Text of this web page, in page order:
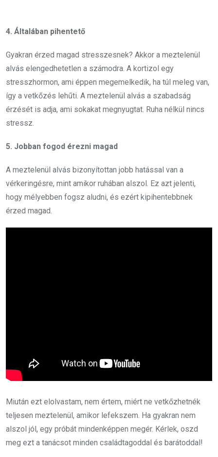
4. Általában pihentető
Gyakran érzed magad stresszesnek? Akkor a meztelenül
alvás elengedhetetlen a számodra. A kortizol egy
stresszhormon, ami éppen megemelkedik, ha túl meleg van,
így a vetkőzés lehűti. A meztelenül alvás a szabadság
érzését is adja, ami sokakat megnyugtat. Ruha nélkül nincs
stressz.
5. Jobban fogod érezni magad
A meztelenül alvás bizonyítottan jobb hatással van a
vérkeringésre, mint amikor ruhában alszol. Ez azt jelenti,
hogy mélyebben fogsz aludni, és ezért kipihentebbnek
érzed magad.
Miután ezt elolvastam, nem értem, miért ne vetkőzhetnék
teljesen meztelenül, amikor lefekszem. Ha gyakran nem
alszol jól, egy próbát mindenképpen megér. Kérlek, oszd
meg ezt a tanácsot minden családtagoddal és barátoddal!